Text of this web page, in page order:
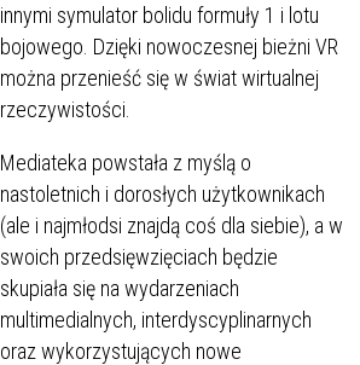
innymi symulator bolidu formuły 1 i lotu
bojowego. Dzięki nowoczesnej bieżni VR
można przenieść się w świat wirtualnej
rzeczywistości.
Mediateka powstała z myślą o
nastoletnich i dorosłych użytkownikach
(ale i najmłodsi znajdą coś dla siebie), a w
swoich przedsięwzięciach będzie
skupiała się na wydarzeniach
multimedialnych, interdyscyplinarnych
oraz wykorzystujących nowe